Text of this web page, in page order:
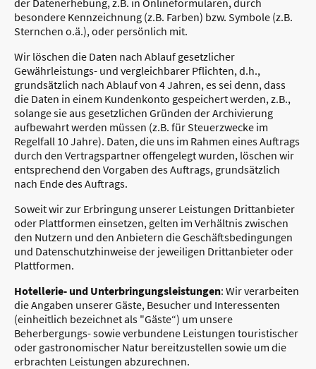
besondere Kennzeichnung (z.B. Farben) bzw. Symbole (z.B.
Sternchen o.ä.), oder persönlich mit.
Wir löschen die Daten nach Ablauf gesetzlicher
Gewährleistungs- und vergleichbarer Pflichten, d.h.,
grundsätzlich nach Ablauf von 4 Jahren, es sei denn, dass
die Daten in einem Kundenkonto gespeichert werden, z.B.,
solange sie aus gesetzlichen Gründen der Archivierung
aufbewahrt werden müssen (z.B. für Steuerzwecke im
Regelfall 10 Jahre). Daten, die uns im Rahmen eines Auftrags
durch den Vertragspartner offengelegt wurden, löschen wir
entsprechend den Vorgaben des Auftrags, grundsätzlich
nach Ende des Auftrags.
Soweit wir zur Erbringung unserer Leistungen Drittanbieter
oder Plattformen einsetzen, gelten im Verhältnis zwischen
den Nutzern und den Anbietern die Geschäftsbedingungen
und Datenschutzhinweise der jeweiligen Drittanbieter oder
Plattformen.
Hotellerie- und Unterbringungsleistungen: Wir verarbeiten
die Angaben unserer Gäste, Besucher und Interessenten
(einheitlich bezeichnet als "Gäste“) um unsere
Beherbergungs- sowie verbundene Leistungen touristischer
oder gastronomischer Natur bereitzustellen sowie um die
erbrachten Leistungen abzurechnen.